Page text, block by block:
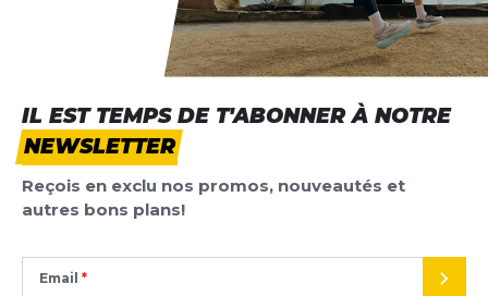
IL EST TEMPS DE T'ABONNER À NOTRE
NEWSLETTER
Reçois en exclu nos promos, nouveautés et
autres bons plans!
Email